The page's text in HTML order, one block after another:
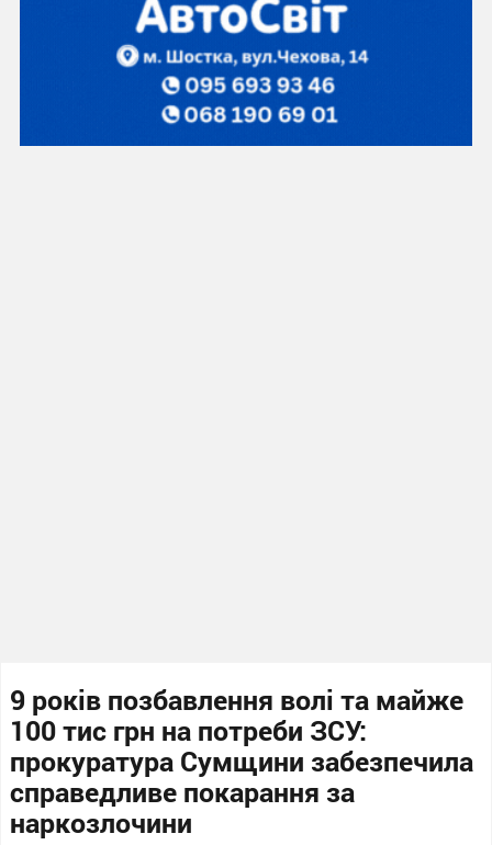
9 років позбавлення волі та майже
100 тис грн на потреби ЗСУ:
прокуратура Сумщини забезпечила
справедливе покарання за
наркозлочини